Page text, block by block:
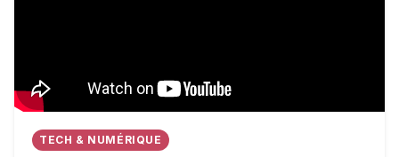
TECH & NUMÉRIQUE